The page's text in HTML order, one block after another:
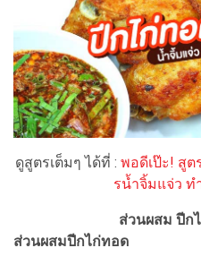
ดูสูตรเต็มๆ ได้ที่ : พอดีเป๊ะ! สู
รน้ำจิ้มแจ่ว ท
ส่วนผสม ปีก
ส่วนผสมปีกไก่ทอด